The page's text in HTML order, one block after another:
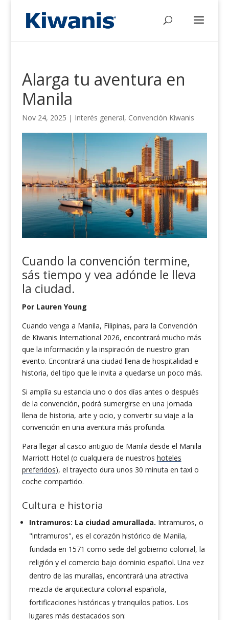
Alarga tu aventura en
Manila
Nov 24, 2025 | Interés general, Convención Kiwanis
Cuando la convención termine,
sás tiempo y vea adónde le lleva
la ciudad.
Por Lauren Young
Cuando venga a Manila, Filipinas, para la Convención
de Kiwanis International 2026, encontrará mucho más
que la información y la inspiración de nuestro gran
evento. Encontrará una ciudad llena de hospitalidad e
historia, del tipo que le invita a quedarse un poco más.
Si amplía su estancia uno o dos días antes o después
de la convención, podrá sumergirse en una jornada
llena de historia, arte y ocio, y convertir su viaje a la
convención en una aventura más profunda.
Para llegar al casco antiguo de Manila desde el Manila
Marriott Hotel (o cualquiera de nuestros hoteles
preferidos), el trayecto dura unos 30 minuta en taxi o
coche compartido.
Cultura e historia
Intramuros: La ciudad amurallada. Intramuros, o
"intramuros", es el corazón histórico de Manila,
fundada en 1571 como sede del gobierno colonial, la
religión y el comercio bajo dominio español. Una vez
dentro de las murallas, encontrará una atractiva
mezcla de arquitectura colonial española,
fortificaciones históricas y tranquilos patios. Los
lugares más destacados son: